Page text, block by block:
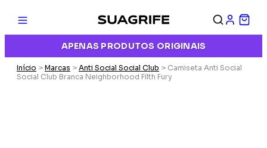
APENAS PRODUTOS ORIGINAIS
Início > Marcas > Anti Social Social Club > Camiseta Anti Social
Social Club Branca Neighborhood Filth Fury